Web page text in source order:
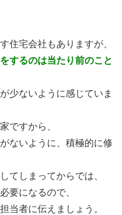
住宅会社もありますが、
するのは当たり前のこと
少ないように感じていま
ですから、
ないように、積極的に修
てしまってからでは、
要になるので、
当者に伝えましょう。